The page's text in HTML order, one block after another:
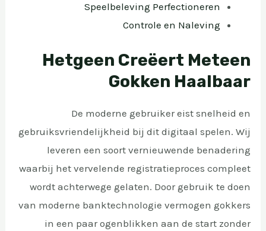
Speelbeleving Perfectioneren
Controle en Naleving
Hetgeen Creëert Meteen
Gokken Haalbaar
De moderne gebruiker eist snelheid en
gebruiksvriendelijkheid bij dit digitaal spelen. Wij
leveren een soort vernieuwende benadering
waarbij het vervelende registratieproces compleet
wordt achterwege gelaten. Door gebruik te doen
van moderne banktechnologie vermogen gokkers
in een paar ogenblikken aan de start zonder